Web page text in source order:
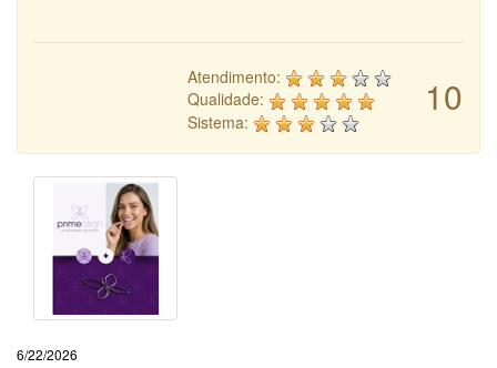
10
Atendimento:
Qualidade:
Sistema:
6/22/2026